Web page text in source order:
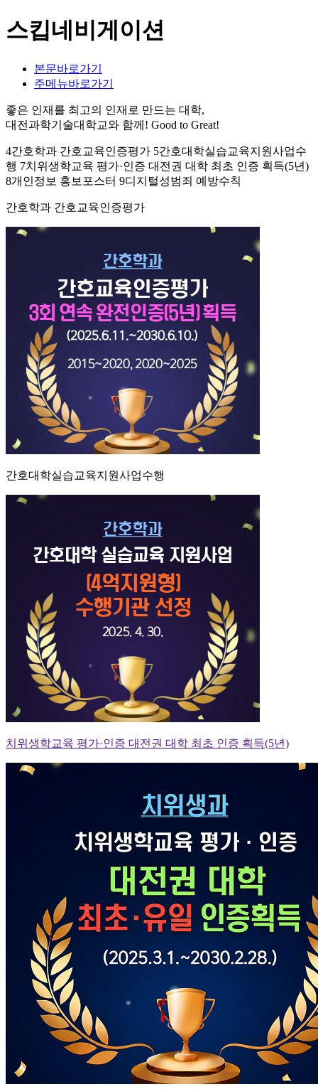
스킵네비게이션
본문바로가기
주메뉴바로가기
좋은 인재를 최고의 인재로 만드는 대학,
대전과학기술대학교와 함께! Good to Great!
4간호학과 간호교육인증평가 5간호대학실습교육지원사업수
행 7치위생학교육 평가·인증 대전권 대학 최초 인증 획득(5년)
8개인정보 홍보포스터 9디지털성범죄 예방수칙
간호학과 간호교육인증평가
간호대학실습교육지원사업수행
치위생학교육 평가·인증 대전권 대학 최초 인증 획득(5년)